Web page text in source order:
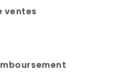
ventes